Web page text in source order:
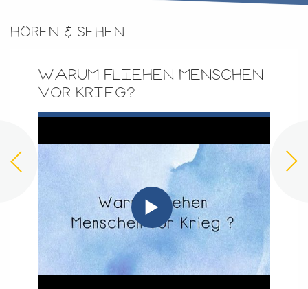
HÖREN & SEHEN
WARUM FLIEHEN MENSCHEN
VOR KRIEG?